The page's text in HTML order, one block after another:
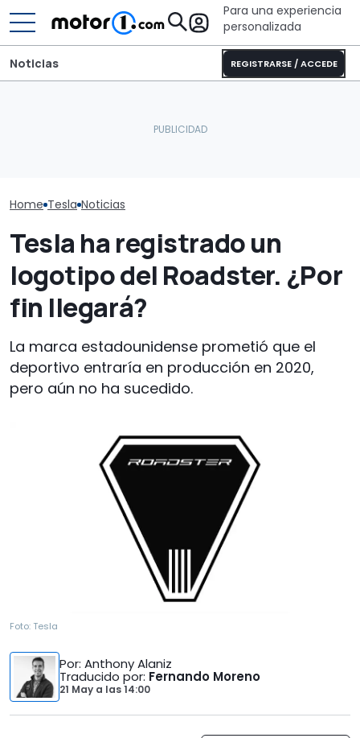
Para una experiencia
personalizada
REGISTRARSE / ACCEDE
Noticias
Home Tesla Noticias
Tesla ha registrado un
logotipo del Roadster. ¿Por
fin llegará?
La marca estadounidense prometió que el
deportivo entraría en producción en 2020,
pero aún no ha sucedido.
Foto: Tesla
Por: Anthony Alaniz
Traducido por: Fernando Moreno
21 May a las14:00